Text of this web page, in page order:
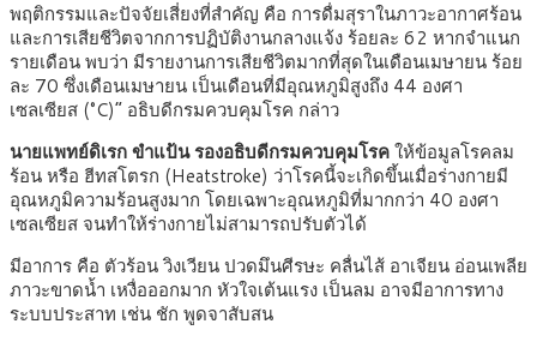
พฤติกรรมและปัจจัยเสี่ยงที่สำคัญ คือ การดื่มสุราในภาวะอากาศร้อน
และการเสียชีวิตจากการปฏิบัติงานกลางแจ้ง ร้อยละ 62 หากจำแนก
รายเดือน พบว่า มีรายงานการเสียชีวิตมากที่สุดในเดือนเมษายน ร้อย
ละ 70 ซึ่งเดือนเมษายน เป็นเดือนที่มีอุณหภูมิสูงถึง 44 องศา
เซลเซียส (°C)” อธิบดีกรมควบคุมโรค กล่าว
นายแพทย์ดิเรก ขำแป้น รองอธิบดีกรมควบคุมโรคให้ข้อมูลโรคลม
ร้อน หรือ ฮีทสโตรก (Heatstroke) ว่าโรคนี้จะเกิดขึ้นเมื่อร่างกายมี
อุณหภูมิความร้อนสูงมาก โดยเฉพาะอุณหภูมิที่มากกว่า 40 องศา
เซลเซียส จนทำให้ร่างกายไม่สามารถปรับตัวได้
มีอาการ คือ ตัวร้อน วิงเวียน ปวดมึนศีรษะ คลื่นไส้ อาเจียน อ่อนเพลีย
ภาวะขาดน้ำ เหงื่อออกมาก หัวใจเต้นแรง เป็นลม อาจมีอาการทาง
ระบบประสาท เช่น ชัก พูดจาสับสน